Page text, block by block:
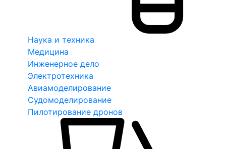
Наука и техника
Медицина
Инженерное дело
Электротехника
Авиамоделирование
Судомоделирование
Пилотирование дронов